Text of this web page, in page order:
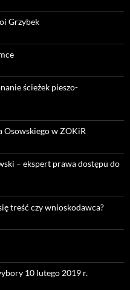
Grzybek
ścieżek pieszo-
Osowskiego w ZOKiR
– ekspert prawa dostępu do
treść czy wnioskodawca?
10 lutego 2019 r.